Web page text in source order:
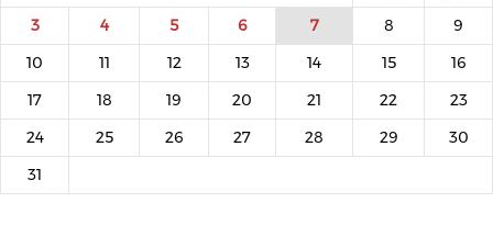
3 4 5 6 7 8 9
10 11 12 13 14 15 16
17 18 19 20 21 22 23
24 25 26 27 28 29 30
31